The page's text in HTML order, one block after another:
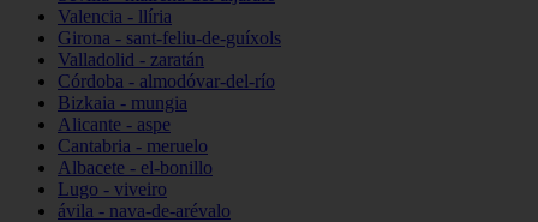
Valencia - llíria
Girona - sant-feliu-de-guíxols
Valladolid - zaratán
Córdoba - almodóvar-del-río
Bizkaia - mungia
Alicante - aspe
Cantabria - meruelo
Albacete - el-bonillo
Lugo - viveiro
ávila - nava-de-arévalo